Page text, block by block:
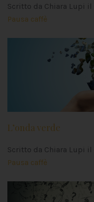
Scritto da Chiara Lupi il
Pausa caffè
L’onda verde
Scritto da Chiara Lupi il
Pausa caffè